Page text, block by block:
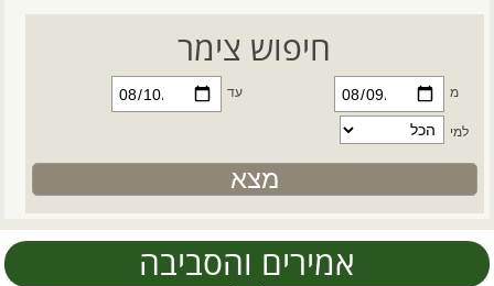
חיפוש צימר
מ עד
למי
אמירים והסביבה